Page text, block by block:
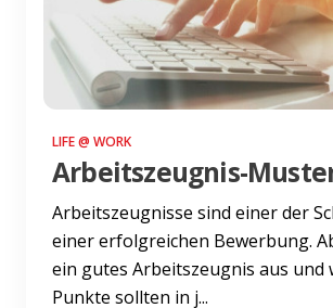
LIFE @ WORK
Arbeitszeugnis-
Arbeitszeugnisse sind einer der
einer erfolgreichen Bewerbung.
ein gutes Arbeitszeugnis aus und
Punkte sollten in j...